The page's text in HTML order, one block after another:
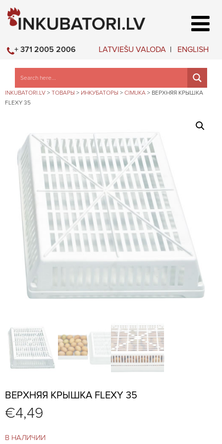
LATVIEŠU VALODA ENGLISH
+ 371 2005 2006
INKUBATORI.LV > ТОВАРЫ > ИНКУБАТОРЫ > CIMUKA > ВЕРХНЯЯ КРЫШКА
FLEXY 35
ВЕРХНЯЯ КРЫШКА FLEXY 35
€4,49
В НАЛИЧИИ